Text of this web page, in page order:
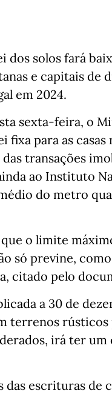
dos solos fará
e capitais de
em 2024.
sexta-feira, o
fixa para as
transações
ao Instituto
do metro
o limite
só previne,
citado pelo
a 30 de
rústicos
irá ter
escrituras de